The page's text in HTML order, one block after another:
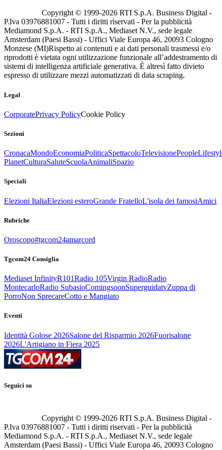
Copyright © 1999-2026 RTI S.p.A. Business Digital -
P.Iva 03976881007 - Tutti i diritti riservati - Per la pubblicità
Mediamond S.p.A. - RTI S.p.A., Mediaset N.V., sede legale
Amsterdam (Paesi Bassi) - Uffici Viale Europa 46, 20093 Cologno
Monzese (MI)Rispetto ai contenuti e ai dati personali trasmessi e/o
riprodotti è vietata ogni utilizzazione funzionale all’addestramento di
sistemi di intelligenza artificiale generativa. È altresì fatto divieto
espresso di utilizzare mezzi automatizzati di data scraping.
Legal
CorporatePrivacy PolicyCookie Policy
Sezioni
CronacaMondoEconomiaPoliticaSpettacoloTelevisionePeople
PlanetCulturaSaluteScuolaAnimaliSpazio
Speciali
Elezioni ItaliaElezioni esteroGrande FratelloL'isola dei famosiAmici
Rubriche
Oroscopo#tgcom24amarcord
Tgcom24 Consiglia
Mediaset InfinityR101Radio 105Virgin RadioRadio
MontecarloRadio SubasioComingsoonSuperguidatvZuppa di
PorroNon SprecareCotto e Mangiato
Eventi
Identità Golose 2026Salone del Risparmio 2026Fuorisalone
2026L'Artigiano in Fiera 2025
Seguici su
Copyright © 1999-2026 RTI S.p.A. Business Digital -
P.Iva 03976881007 - Tutti i diritti riservati - Per la pubblicità
Mediamond S.p.A. - RTI S.p.A., Mediaset N.V., sede legale
Amsterdam (Paesi Bassi) - Uffici Viale Europa 46, 20093 Cologno